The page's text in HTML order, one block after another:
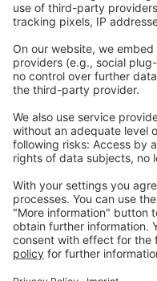
联系
Imprint
Privacy
一般条款和条件
联系我们
info@ew-nutrition.com